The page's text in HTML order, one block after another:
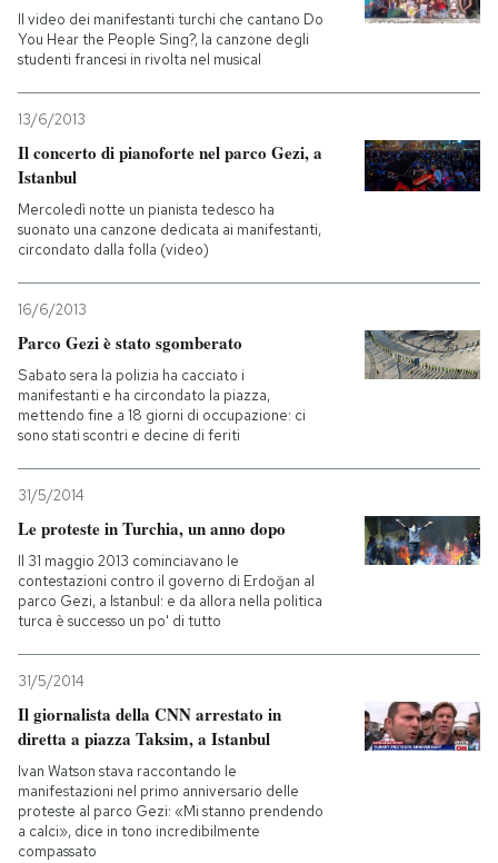
CALENDARIO
AREA PERSONALE
Entra
Il video dei manifestanti turchi che cantano Do
You Hear the People Sing?, la canzone degli
studenti francesi in rivolta nel musical
13/6/2013
Il concerto di pianoforte nel parco Gezi, a
Istanbul
Mercoledì notte un pianista tedesco ha
suonato una canzone dedicata ai manifestanti,
circondato dalla folla (video)
16/6/2013
Parco Gezi è stato sgomberato
Sabato sera la polizia ha cacciato i
manifestanti e ha circondato la piazza,
mettendo fine a 18 giorni di occupazione: ci
sono stati scontri e decine di feriti
31/5/2014
Le proteste in Turchia, un anno dopo
Il 31 maggio 2013 cominciavano le
contestazioni contro il governo di Erdoğan al
parco Gezi, a Istanbul: e da allora nella politica
turca è successo un po' di tutto
31/5/2014
Il giornalista della CNN arrestato in
diretta a piazza Taksim, a Istanbul
Ivan Watson stava raccontando le
manifestazioni nel primo anniversario delle
proteste al parco Gezi: «Mi stanno prendendo
a calci», dice in tono incredibilmente
compassato